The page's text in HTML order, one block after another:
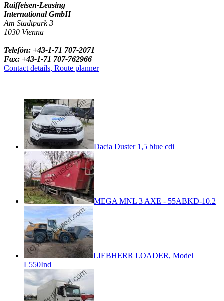
Raiffeisen-Leasing
International GmbH
Am Stadtpark 3
1030 Vienna
Telefón: +43-1-71 707-2071
Fax: +43-1-71 707-762966
Contact details, Route planner
Dacia Duster 1,5 blue cdi
MEGA MNL 3 AXE - 55ABKD-10.2
LIEBHERR LOADER, Model
L550Ind